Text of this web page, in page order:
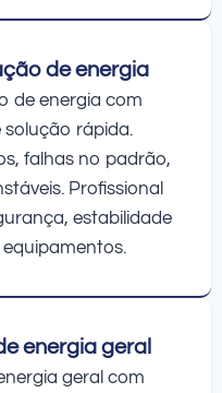
de energia
de energia com
rápida.
falhas no padrão,
Profissional
estabilidade
energia geral
geral com